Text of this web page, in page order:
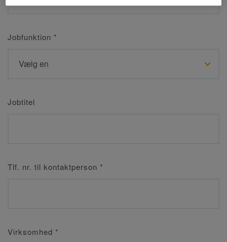
Jobfunktion *
Jobtitel
Tlf. nr. til kontaktperson *
Virksomhed *